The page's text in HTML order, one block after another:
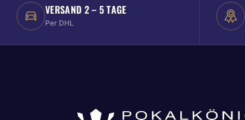
VERSAND 2 – 5 TAGE
Per DHL